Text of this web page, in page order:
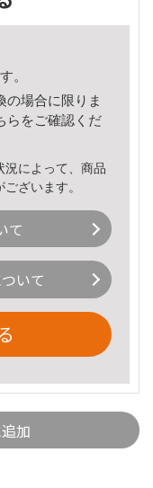
。
の場合に限りま
ら をご確認くだ
によって、商品
ざいます。
て
いて
加